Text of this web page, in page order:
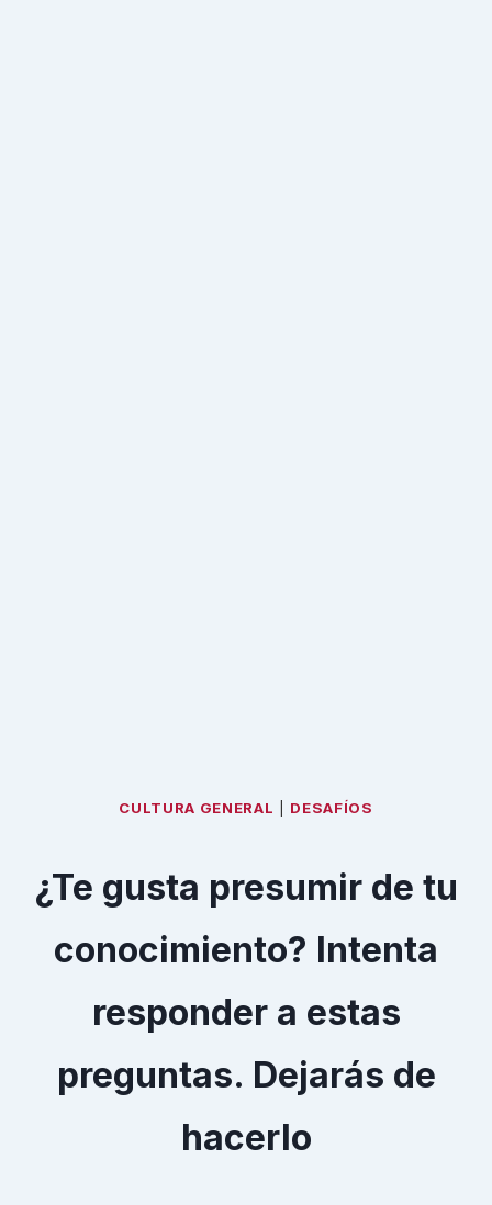
CULTURA GENERAL DESAFÍOS
¿Te gusta presumir de tu
conocimiento? Intenta
responder a estas
preguntas. Dejarás de
hacerlo